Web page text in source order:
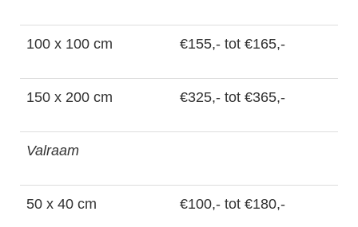
100 x 100 cm €155,- tot €165,-
150 x 200 cm €325,- tot €365,-
Valraam
50 x 40 cm €100,- tot €180,-